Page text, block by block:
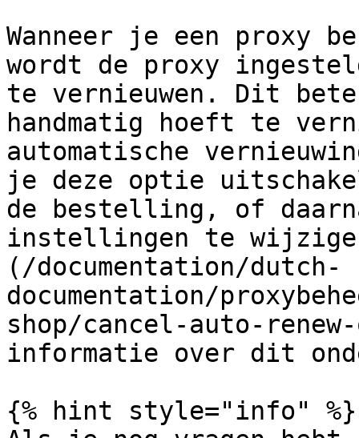
Wanneer je een proxy
wordt de proxy
te vernieuwen. Dit
handmatig hoeft te
automatische
je deze optie
de bestelling, of
instellingen te
(/documentation/dutch-
documentation/
shop/cancel-auto-
informatie over dit
{% hint style="info" %}